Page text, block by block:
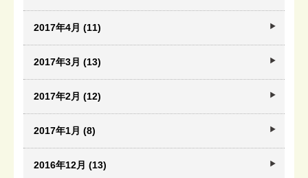
2017年4月 (11)
2017年3月 (13)
2017年2月 (12)
2017年1月 (8)
2016年12月 (13)